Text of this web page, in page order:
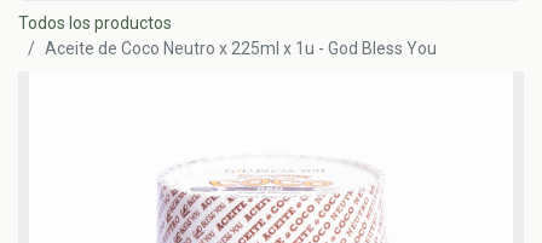
Todos los productos
Aceite de Coco Neutro x 225ml x 1u - God Bless You